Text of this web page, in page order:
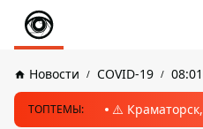
Новости COVID-19
ТОПТЕМЫ: ⚠️